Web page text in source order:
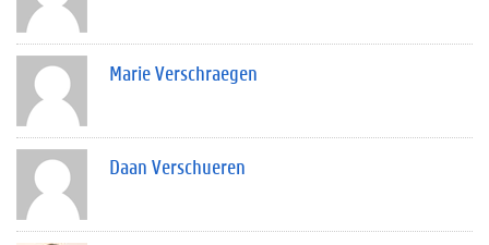
Marie Verschraegen
Daan Verschueren